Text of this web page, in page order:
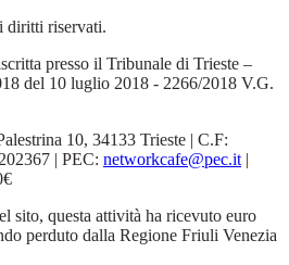
diritti riservati.
presso il Tribunale di Trieste –
del 10 luglio 2018 - 2266/2018 V.G.
10, 34133 Trieste | C.F:
| PEC: networkcafe@pec.it |
sito, questa attività ha ricevuto euro
perduto dalla Regione Friuli Venezia